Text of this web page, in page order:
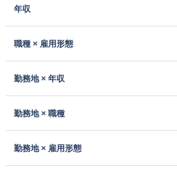
年収
職種 × 雇用形態
勤務地 × 年収
勤務地 × 職種
勤務地 × 雇用形態